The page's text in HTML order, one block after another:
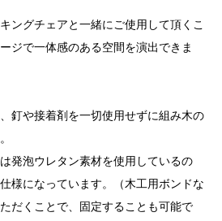
ングチェアと一緒にご使用して頂くこ
ジで一体感のある空間を演出できま
釘や接着剤を一切使用せずに組み木の
発泡ウレタン素材を使用しているの
様になっています。（木工用ボンドな
だくことで、固定することも可能で